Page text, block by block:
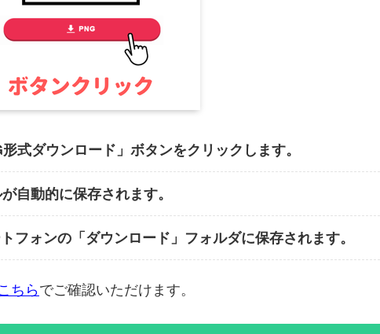
式ダウンロード」ボタンをクリックします。
自動的に保存されます。
フォンの「ダウンロード」フォルダに保存されます。
ちらでご確認いただけます。